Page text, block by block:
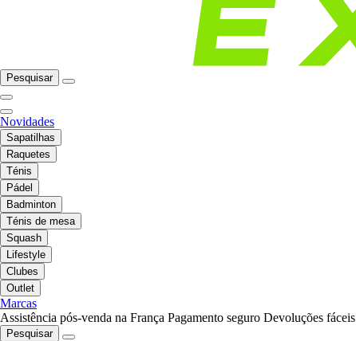
Pesquisar
Novidades
Sapatilhas
Raquetes
Ténis
Pádel
Badminton
Ténis de mesa
Squash
Lifestyle
Clubes
Outlet
Marcas
Assistência pós-venda na França Pagamento seguro Devoluções fáceis
Pesquisar